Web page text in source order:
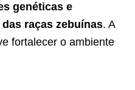
genéticas e
raças zebuínas. A
fortalecer o ambiente